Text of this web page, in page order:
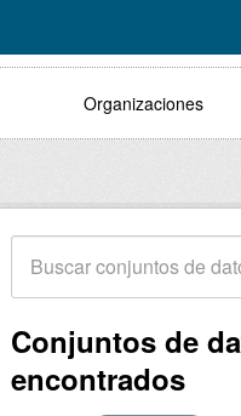
Organizaciones
Conjuntos de
encontrados